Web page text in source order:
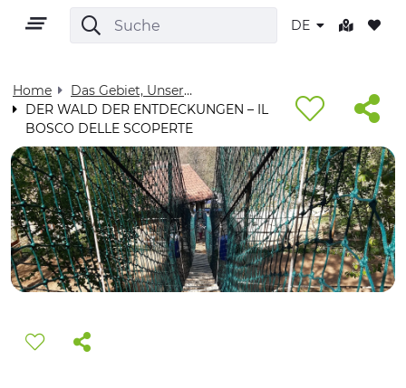
DE
GEBIET
KULTUR
Home
Das Gebiet, Unser Zuhause - Visit Cuneese
DER WALD DER ENTDECKUNGEN – IL
BOSCO DELLE SCOPERTE